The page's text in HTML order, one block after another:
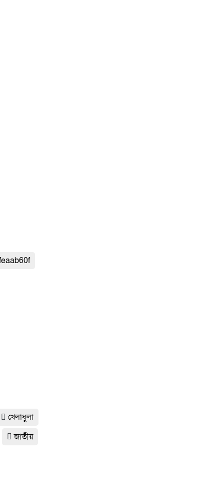
খেলাধুলা
জাতীয়